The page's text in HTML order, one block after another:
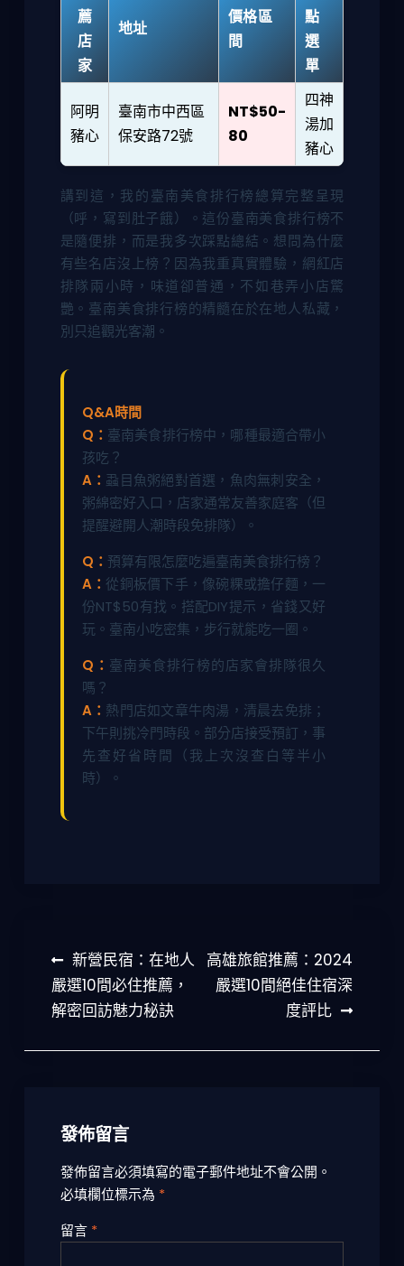
薦
店
家
地址
價格區
間
點
選
單
阿明
豬心
臺南市中西區
保安路72號
NT$50-
80
四神
湯加
豬心
講到這，我的臺南美食排行榜總算完整呈現
（呼，寫到肚子餓）。這份臺南美食排行榜不
是隨便排，而是我多次踩點總結。想問為什麼
有些名店沒上榜？因為我重真實體驗，網紅店
排隊兩小時，味道卻普通，不如巷弄小店驚
艷。臺南美食排行榜的精髓在於在地人私藏，
別只追觀光客潮。
Q&A時間
Q： 臺南美食排行榜中，哪種最適合帶小
孩吃？
A： 蝨目魚粥絕對首選，魚肉無刺安全，
粥綿密好入口，店家通常友善家庭客（但
提醒避開人潮時段免排隊）。
Q： 預算有限怎麼吃遍臺南美食排行榜？
A： 從銅板價下手，像碗粿或擔仔麵，一
份NT$50有找。搭配DIY提示，省錢又好
玩。臺南小吃密集，步行就能吃一圈。
Q： 臺南美食排行榜的店家會排隊很久
嗎？
A： 熱門店如文章牛肉湯，清晨去免排；
下午則挑冷門時段。部分店接受預訂，事
先查好省時間（我上次沒查白等半小
時）。
文
章
導
覽
新營民宿：在地人
嚴選10間必住推薦，
解密回訪魅力秘訣
高雄旅館推薦：2024
嚴選10間絕佳住宿深
度評比
發佈留言
發佈留言必須填寫的電子郵件地址不會公開。
必填欄位標示為 *
留言 *